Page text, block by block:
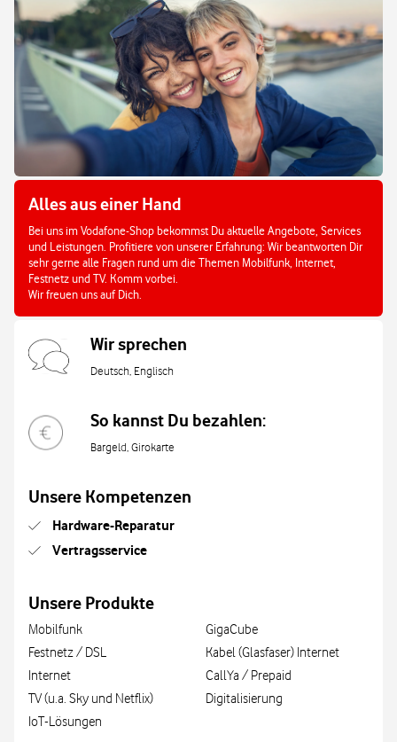
Alles aus einer Hand
Bei uns im Vodafone-Shop bekommst Du aktuelle Angebote, Services
und Leistungen. Profitiere von unserer Erfahrung: Wir beantworten Dir
sehr gerne alle Fragen rund um die Themen Mobilfunk, Internet,
Festnetz und TV. Komm vorbei.
Wir freuen uns auf Dich.
Wir sprechen
Deutsch, Englisch
So kannst Du bezahlen:
Bargeld, Girokarte
Unsere Kompetenzen
Hardware-Reparatur
Vertragsservice
Unsere Produkte
Mobilfunk
Festnetz / DSL
Internet
TV (u.a. Sky und Netflix)
IoT-Lösungen
GigaCube
Kabel (Glasfaser) Internet
CallYa / Prepaid
Digitalisierung